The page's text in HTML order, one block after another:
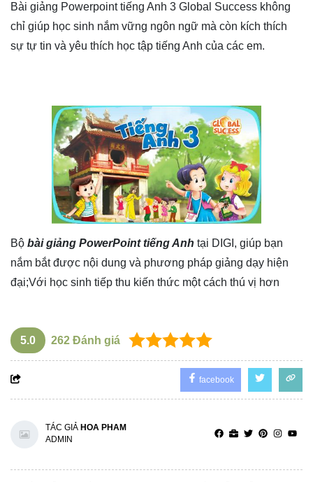
Bài giảng Powerpoint tiếng Anh 3 Global Success không
chỉ giúp học sinh nắm vững ngôn ngữ mà còn kích thích
sự tự tin và yêu thích học tập tiếng Anh của các em.
Bộ bài giảng PowerPoint tiếng Anh tại DIGI, giúp bạn
nắm bắt được nội dung và phương pháp giảng dạy hiện
đại;Với học sinh tiếp thu kiến thức một cách thú vị hơn
5.0 262 Đánh giá
facebook
TÁC GIẢ HOA PHAM
ADMIN